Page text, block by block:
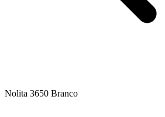
Nolita 3650 Branco